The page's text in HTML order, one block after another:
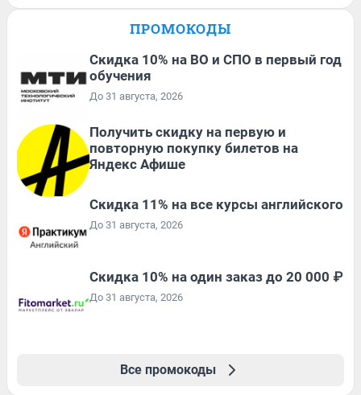
ПРОМОКОДЫ
Скидка 10% на ВО и СПО в первый год
обучения
До 31 августа, 2026
Получить скидку на первую и
повторную покупку билетов на
Яндекс Афише
Скидка 11% на все курсы английского
До 31 августа, 2026
Скидка 10% на один заказ до 20 000 ₽
До 31 августа, 2026
Все промокоды